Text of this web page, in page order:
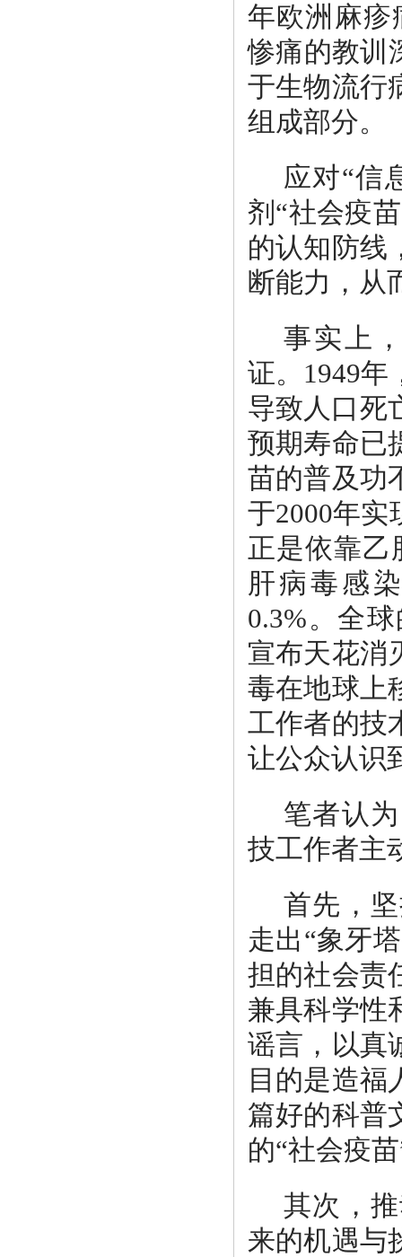
年欧洲麻疹
惨痛的教训
于生物流行
组成部分。
应对“信
剂“社会疫
的认知防线
断能力，从
事实上
证。1949年
导致人口死
预期寿命已
苗的普及功
于2000年实
正是依靠乙
肝病毒感
0.3%。全
宣布天花消
毒在地球上
工作者的技
让公众认识
笔者认
技工作者主
首先，
走出“象牙
担的社会责
兼具科学性
谣言，以真
目的是造福
篇好的科普
的“社会疫
其次，
来的机遇与